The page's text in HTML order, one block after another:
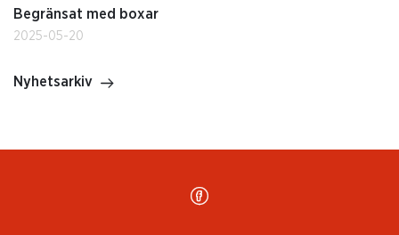
Begränsat med boxar
2025-05-20
Nyhetsarkiv